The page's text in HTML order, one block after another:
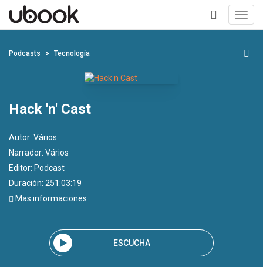
+
Podcasts Tecnología
Hack 'n' Cast
Autor: Vários
Narrador: Vários
Editor: Podcast
Duración: 251:03:19
Mas informaciones
ESCUCHA